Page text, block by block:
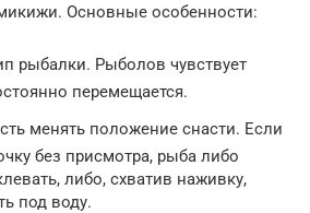
Основные особенности:
рыбалки. Рыболов чувствует
перемещается.
менять положение снасти. Если
без присмотра, рыба либо
либо, схватив наживку,
под воду.